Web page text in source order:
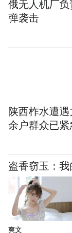
俄无人机厂
弹袭击
陕西柞水遭
余户群众已
盗香窃玉：
爽文